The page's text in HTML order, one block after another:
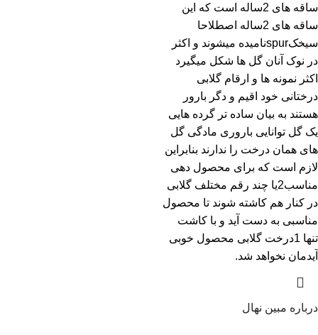
ساقه های 2ساله است که این
ساقه های 2ساله اصطلاحا
سیخکspurنامیده میشوند و اکثر
در نوک آنان گل ها شکل میگیرد
اکثر نمونه ها و ارقام گلابی
درختانی خود اقیم و دگر بارور
هستند به بیان ساده تر گرده هایی
یک گل توانایی باروری مادگی گل
های همان درخت را ندارند بنابراین
لازم است که برای محصول دهی
مناسب2یا چند رقم مختلف گلابی
در کنار هم کاشته شوند تا محصول
مناسبی به دست آید و با کاشت
تنها 1درخت گلابی محصول خوبی
آیدمان نخواهد شد.
درباره مبین نهال